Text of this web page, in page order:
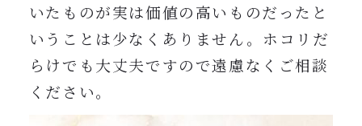
いたものが実は価値の高いものだったと
いうことは少なくありません。ホコリだ
らけでも大丈夫ですので遠慮なくご相談
ください。